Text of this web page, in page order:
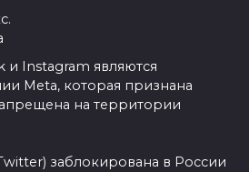
и Instagram являются
Meta, которая признана
на территории
заблокирована в России